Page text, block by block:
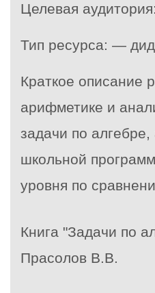
Целевая
Тип ресурса: —
Краткое описание
арифметике и
задачи по
школьной
уровня по
Книга "Задачи по
Прасолов В.В.